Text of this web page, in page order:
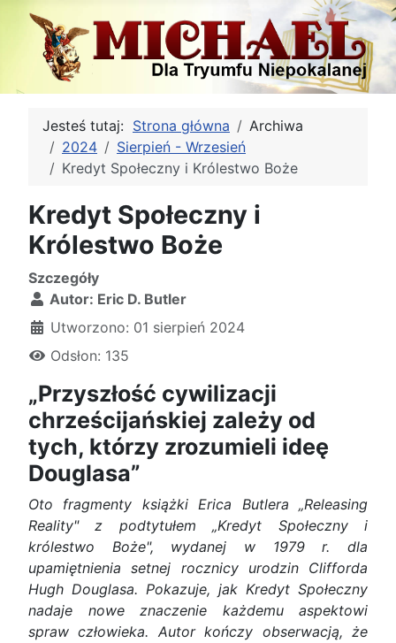
Jesteś tutaj: Strona główna
Archiwa
2024
Sierpień - Wrzesień
Kredyt Społeczny i Królestwo Boże
Kredyt Społeczny i
Królestwo Boże
Szczegóły
Autor: Eric D. Butler
Utworzono: 01 sierpień 2024
Odsłon: 135
„Przyszłość cywilizacji
chrześcijańskiej zależy od
tych, którzy zrozumieli ideę
Douglasa”
Oto fragmenty książki Erica Butlera „Releasing
Reality" z podtytułem „Kredyt Społeczny i
królestwo Boże", wydanej w 1979 r. dla
upamiętnienia setnej rocznicy urodzin Clifforda
Hugh Douglasa. Pokazuje, jak Kredyt Społeczny
nadaje nowe znaczenie każdemu aspektowi
spraw człowieka. Autor kończy obserwacją, że